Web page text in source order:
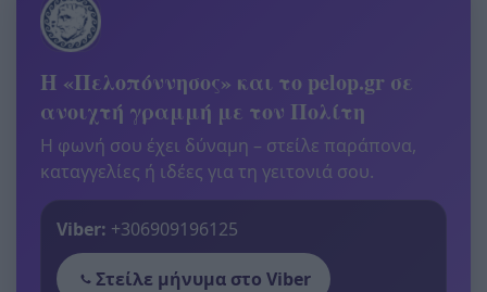
Η «Πελοπόννησος» και το pelop.gr σε
ανοιχτή γραμμή με τον Πολίτη
Η φωνή σου έχει δύναμη – στείλε παράπονα,
καταγγελίες ή ιδέες για τη γειτονιά σου.
Viber: +306909196125
Στείλε μήνυμα στο Viber